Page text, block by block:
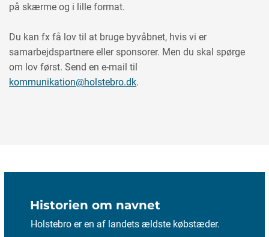
på skærme og i lille format.
Du kan fx få lov til at bruge byvåbnet, hvis vi er
samarbejdspartnere eller sponsorer. Men du skal spørge
om lov først. Send en e-mail til
kommunikation@holstebro.dk.
Historien om navnet
Holstebro er en af landets ældste købstæder.